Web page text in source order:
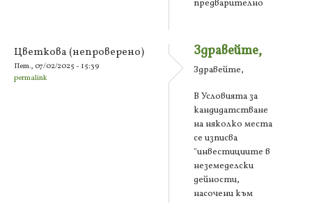
предварително
Цветкова (непроверено)
Пет., 07/02/2025 - 15:39
permalink
Здравейте,
Здравейте,
В Условията за
кандидатстване
на няколко места
се изписва
"инвестициите в
неземеделски
дейности,
насочени към